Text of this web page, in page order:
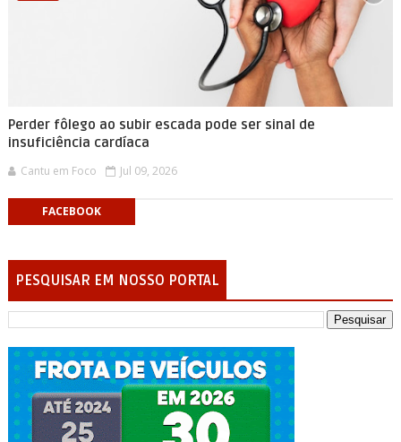
Perder fôlego ao subir escada pode ser sinal de
insuficiência cardíaca
Cantu em Foco Jul 09, 2026
FACEBOOK
PESQUISAR EM NOSSO PORTAL